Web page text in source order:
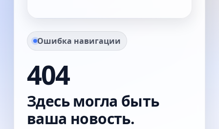
Ошибка навигации
404
Здесь могла быть
ваша новость.